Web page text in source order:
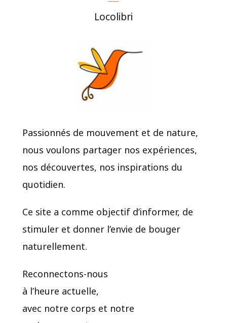
Locolibri
Passionnés de mouvement et de nature,
nous voulons partager nos expériences,
nos découvertes, nos inspirations du
quotidien.​
Ce site a comme objectif d’informer, de
stimuler et donner l’envie de bouger
naturellement.
Reconnectons-nous
à l’heure actuelle,
avec notre corps et notre